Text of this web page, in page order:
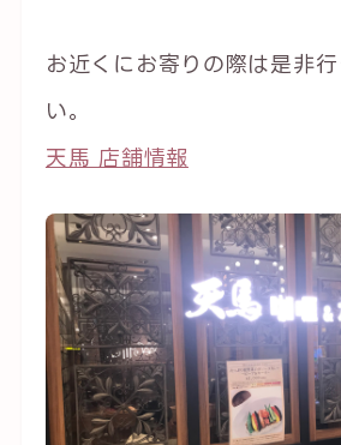
お近くにお寄りの際は是非
い。
天馬 店舗情報